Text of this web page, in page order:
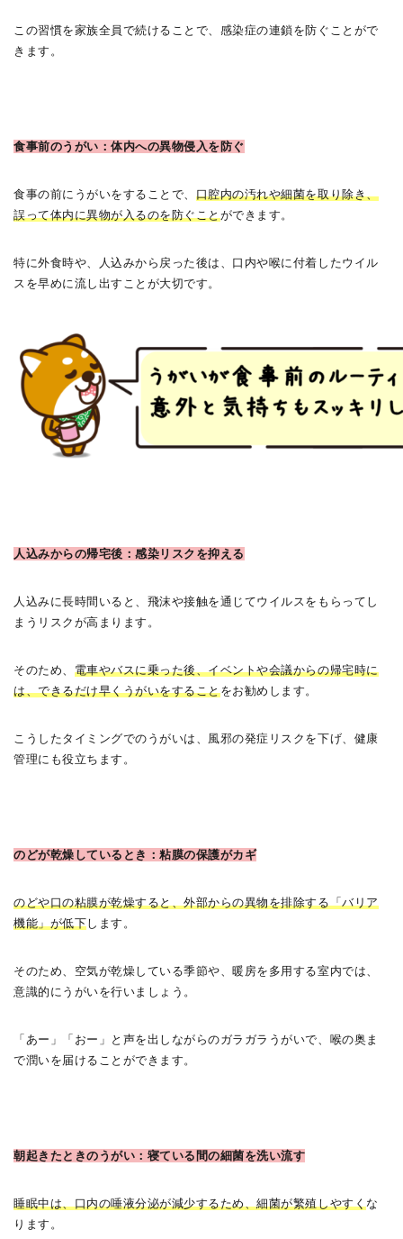
この習慣を家族全員で続けることで、感染症の連鎖を防ぐことがで
きます。
食事前のうがい：体内への異物侵入を防ぐ
食事の前にうがいをすることで、 口腔内の汚れや細菌を取り除き、
誤って体内に異物が入るのを防ぐこと ができます。
特に外食時や、人込みから戻った後は、口内や喉に付着したウイル
スを早めに流し出すことが大切です。
人込みからの帰宅後：感染リスクを抑える
人込みに長時間いると、飛沫や接触を通じてウイルスをもらってし
まうリスクが高まります。
そのため、 電車やバスに乗った後、イベントや会議からの帰宅時に
は、できるだけ早くうがいをすることをお勧めします。
こうしたタイミングでのうがいは、風邪の発症リスクを下げ、健康
管理にも役立ちます。
のどが乾燥しているとき：粘膜の保護がカギ
のどや口の粘膜が乾燥すると、外部からの異物を排除する「バリア
機能」が低下します。
そのため、空気が乾燥している季節や、暖房を多用する室内では、
意識的にうがいを行いましょう。
「あー」「おー」と声を出しながらのガラガラうがいで、喉の奥ま
で潤いを届けることができます。
朝起きたときのうがい：寝ている間の細菌を洗い流す
睡眠中は、口内の唾液分泌が減少するため、細菌が繁殖しやすく な
ります。